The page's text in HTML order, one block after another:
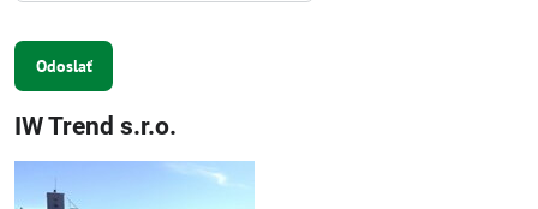
Odoslať
IW Trend s.r.o.